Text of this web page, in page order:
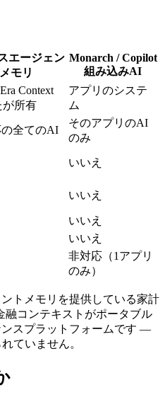
エージェン
メモリ
Monarch / Copilot
組み込みAI
Context
所有
アプリのシステ
ム
全てのAI
そのアプリのAI
のみ
いいえ
いいえ
いいえ
いいえ
非対応（1アプリ
のみ）
トメモリを提供している家計
融コンテキストがポータブル
スプラットフォームです —
ていません。